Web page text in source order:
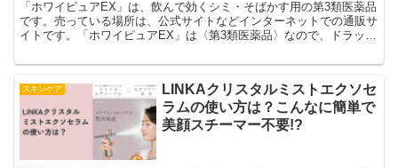
「ホワイピュアEX」は、飲んで効くシミ・そばかす用の第3類医薬品
です。売っている場所は、公式サイトなどインターネットでの通販サ
イトです。「ホワイピュアEX」は〈第3類医薬品〉なので、ドラッグ
局やドラッグストアでの取り扱いはありません。ドン・キホーテや
あるのは、公式サイト・Amazon・楽天市場になります。なかでも、
公式サイトが最安値です。
スキンケア
LINKAクリスタルミストエクソセ
ラムの使い方は？こんなに簡単で
美顔スチーマー不要!?